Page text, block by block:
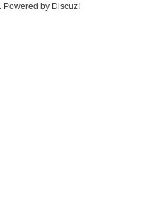
Powered by Discuz!